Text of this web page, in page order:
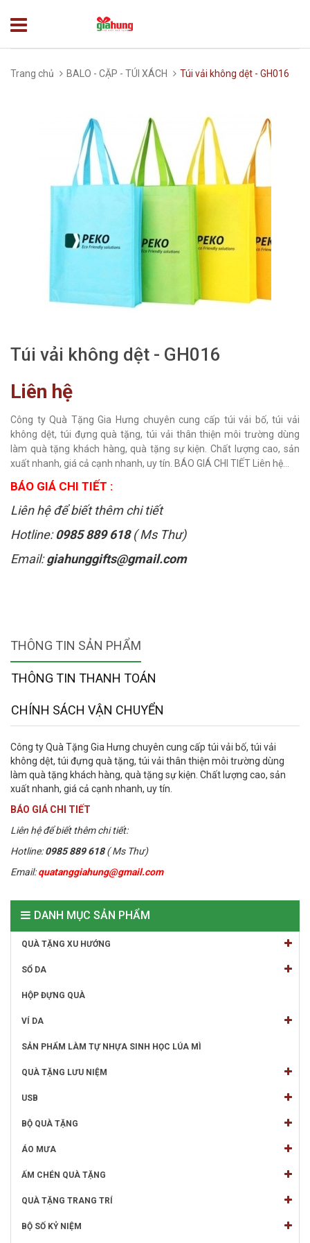
Trang chủ BALO - CẶP - TÚI XÁCH Túi vải không dệt - GH016
Túi vải không dệt - GH016
Liên hệ
Công ty Quà Tặng Gia Hưng chuyên cung cấp túi vải bố, túi vải
không dệt, túi đựng quà tặng, túi vải thân thiện môi trường dùng
làm quà tặng khách hàng, quà tặng sự kiện. Chất lượng cao, sản
xuất nhanh, giá cả cạnh nhanh, uy tín. BÁO GIÁ CHI TIẾT Liên hệ...
BÁO GIÁ CHI TIẾT :
Liên hệ để biết thêm chi tiết
Hotline:0985 889 618( Ms Thư)
Email:giahunggifts@gmail.com
THÔNG TIN SẢN PHẨM
THÔNG TIN THANH TOÁN
CHÍNH SÁCH VẬN CHUYỂN
Công ty Quà Tặng Gia Hưng chuyên cung cấp túi vải bố, túi vải
không dệt, túi đựng quà tặng, túi vải thân thiện môi trường dùng
làm quà tặng khách hàng, quà tặng sự kiện. Chất lượng cao, sản
xuất nhanh, giá cả cạnh nhanh, uy tín.
BÁO GIÁ CHI TIẾT
Liên hệ để biết thêm chi tiết:
Hotline: 0985 889 618 ( Ms Thư)
Email: quatanggiahung@gmail.com
DANH MỤC SẢN PHẨM
QUÀ TẶNG XU HƯỚNG
SỔ DA
HỘP ĐỰNG QUÀ
VÍ DA
SẢN PHẨM LÀM TỰ NHỰA SINH HỌC LÚA MÌ
QUÀ TẶNG LƯU NIỆM
USB
BỘ QUÀ TẶNG
ÁO MƯA
ẤM CHÉN QUÀ TẶNG
QUÀ TẶNG TRANG TRÍ
BỘ SỐ KỶ NIỆM